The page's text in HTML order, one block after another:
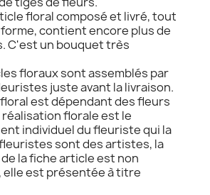
floral composé et livré, tout
contient encore plus de
C'est un bouquet très
floraux sont assemblés par
juste avant la livraison.
est dépendant des fleurs
réalisation florale est le
individuel du fleuriste qui la
sont des artistes, la
la fiche article est non
est présentée à titre